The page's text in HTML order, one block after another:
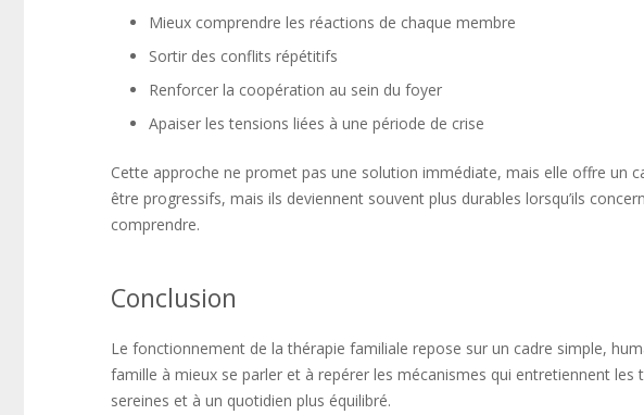
Mieux comprendre les réactions de chaque membre
Sortir des conflits répétitifs
Renforcer la coopération au sein du foyer
Apaiser les tensions liées à une période de crise
Cette approche ne promet pas une solution immédiate, mais elle offre un
être progressifs, mais ils deviennent souvent plus durables lorsqu’ils
comprendre.
Conclusion
Le fonctionnement de la thérapie familiale repose sur un cadre simple,
famille à mieux se parler et à repérer les mécanismes qui entretiennent
sereines et à un quotidien plus équilibré.